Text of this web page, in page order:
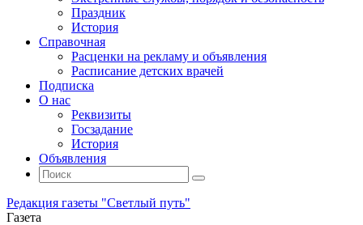
Праздник
История
Справочная
Расценки на рекламу и объявления
Расписание детских врачей
Подписка
О нас
Реквизиты
Госзадание
История
Объявления
Поиск
Искать:
Поиск
Редакция газеты "Светлый путь"
Газета